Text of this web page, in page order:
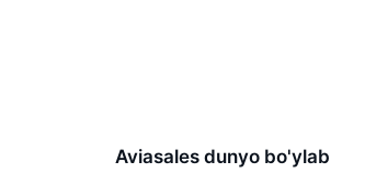
Aviasales dunyo bo'ylab